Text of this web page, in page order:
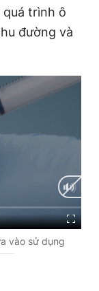
trình ô
đường và
vào sử dụng